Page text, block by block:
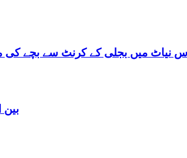
نیاٹ میں بجلی کے کرنٹ سے بچے کی